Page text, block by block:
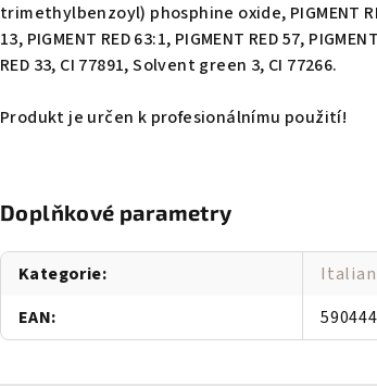
trimethylbenzoyl) phosphine oxide, PIGMENT
13, PIGMENT RED 63:1, PIGMENT RED 57,
RED 33, CI 77891, Solvent green 3, CI 77266.
Produkt je určen k profesionálnímu použití!
Doplňkové parametry
Kategorie:
Italian
EAN: